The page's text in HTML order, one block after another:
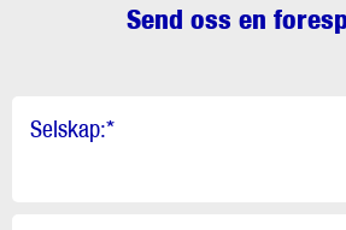
Send oss en
Selskap:*